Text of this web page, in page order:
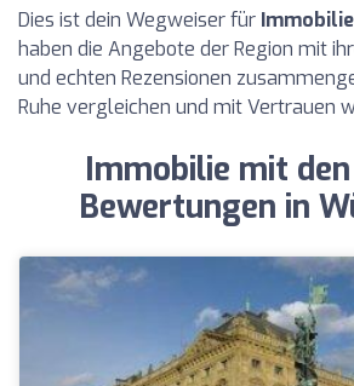
Dies ist dein Wegweiser für
haben die Angebote der Region mit
und echten Rezensionen
Ruhe vergleichen und mit Vertrauen
Immobilie mit
Bewertungen in